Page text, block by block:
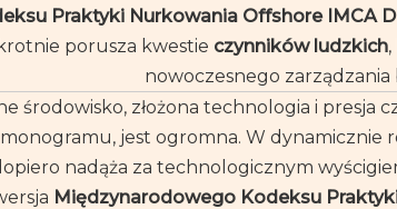
Praktyki Nurkowania Offshore IMCA
porusza kwestie czynników ludzkich
nowoczesnego
środowisko, złożona technologia i presja
jest ogromna. W dynamicznie
nadąża za technologicznym
Międzynarodowego Kodeksu